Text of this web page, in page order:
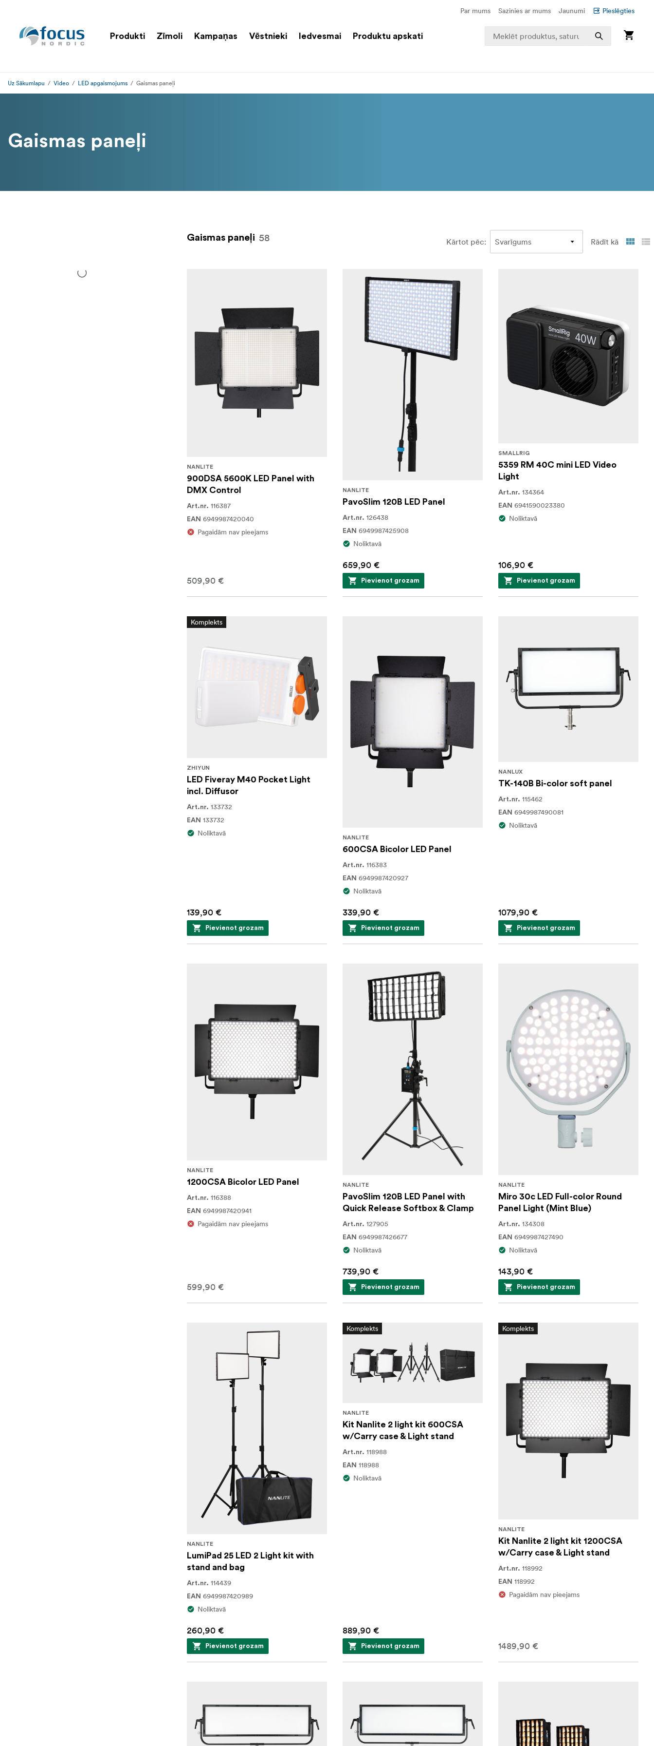
Par mums Sazinies ar mums Jaunumi Pieslēgties
Produkti Zīmoli Kampaņas Vēstnieki Iedvesmai Produktu apskati
Uz Sākumlapu Video LED apgaismojums Gaismas paneļi
Gaismas paneļi
Gaismas paneļi 58 Kārtot pēc: Rādīt kā
NANLITE
900DSA 5600K LED Panel with
DMX Control
Art.nr. 116387
EAN 6949987420040
Pagaidām nav pieejams
509,90 €
NANLITE
PavoSlim 120B LED Panel
Art.nr. 126438
EAN 6949987425908
Noliktavā
659,90 €
Pievienot grozam
SMALLRIG
5359 RM 40C mini LED Video
Light
Art.nr. 134364
EAN 6941590023380
Noliktavā
106,90 €
Pievienot grozam
Komplekts
ZHIYUN
LED Fiveray M40 Pocket Light
incl. Diffusor
Art.nr. 133732
EAN 133732
Noliktavā
139,90 €
Pievienot grozam
NANLITE
600CSA Bicolor LED Panel
Art.nr. 116383
EAN 6949987420927
Noliktavā
339,90 €
Pievienot grozam
NANLUX
TK-140B Bi-color soft panel
Art.nr. 115462
EAN 6949987490081
Noliktavā
1079,90 €
Pievienot grozam
NANLITE
1200CSA Bicolor LED Panel
Art.nr. 116388
EAN 6949987420941
Pagaidām nav pieejams
599,90 €
NANLITE
PavoSlim 120B LED Panel with
Quick Release Softbox & Clamp
Art.nr. 127905
EAN 6949987426677
Noliktavā
739,90 €
Pievienot grozam
NANLITE
Miro 30c LED Full-color Round
Panel Light (Mint Blue)
Art.nr. 134308
EAN 6949987427490
Noliktavā
143,90 €
Pievienot grozam
NANLITE
LumiPad 25 LED 2 Light kit with
stand and bag
Art.nr. 114439
EAN 6949987420989
Noliktavā
260,90 €
Pievienot grozam
Komplekts
NANLITE
Kit Nanlite 2 light kit 600CSA
w/Carry case & Light stand
Art.nr. 118988
EAN 118988
Noliktavā
889,90 €
Pievienot grozam
Komplekts
NANLITE
Kit Nanlite 2 light kit 1200CSA
w/Carry case & Light stand
Art.nr. 118992
EAN 118992
Pagaidām nav pieejams
1489,90 €